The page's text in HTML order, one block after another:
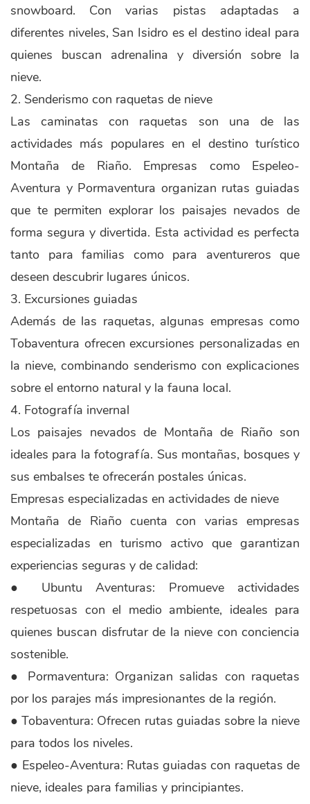
snowboard. Con varias pistas adaptadas a
diferentes niveles, San Isidro es el destino ideal para
quienes buscan adrenalina y diversión sobre la
nieve.
2. Senderismo con raquetas de nieve
Las caminatas con raquetas son una de las
actividades más populares en el destino turístico
Montaña de Riaño. Empresas como Espeleo-
Aventura y Pormaventura organizan rutas guiadas
que te permiten explorar los paisajes nevados de
forma segura y divertida. Esta actividad es perfecta
tanto para familias como para aventureros que
deseen descubrir lugares únicos.
3. Excursiones guiadas
Además de las raquetas, algunas empresas como
Tobaventura ofrecen excursiones personalizadas en
la nieve, combinando senderismo con explicaciones
sobre el entorno natural y la fauna local.
4. Fotografía invernal
Los paisajes nevados de Montaña de Riaño son
ideales para la fotografía. Sus montañas, bosques y
sus embalses te ofrecerán postales únicas.
Empresas especializadas en actividades de nieve
Montaña de Riaño cuenta con varias empresas
especializadas en turismo activo que garantizan
experiencias seguras y de calidad:
● Ubuntu Aventuras: Promueve actividades
respetuosas con el medio ambiente, ideales para
quienes buscan disfrutar de la nieve con conciencia
sostenible.
● Pormaventura: Organizan salidas con raquetas
por los parajes más impresionantes de la región.
● Tobaventura: Ofrecen rutas guiadas sobre la nieve
para todos los niveles.
● Espeleo-Aventura: Rutas guiadas con raquetas de
nieve, ideales para familias y principiantes.